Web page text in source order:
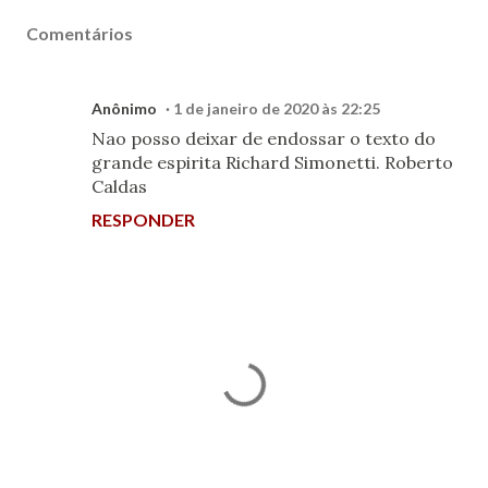
Comentários
Anônimo 1 de janeiro de 2020 às 22:25
Nao posso deixar de endossar o texto do
grande espirita Richard Simonetti. Roberto
Caldas
RESPONDER